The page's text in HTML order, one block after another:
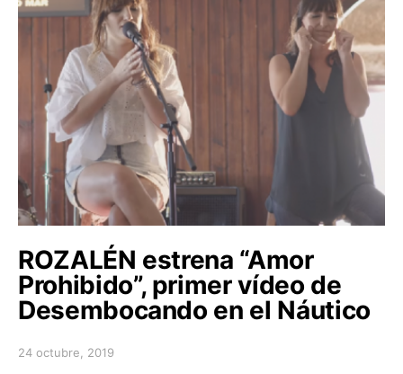
ROZALÉN estrena “Amor
Prohibido”, primer vídeo de
Desembocando en el Náutico
Posted on
24 octubre, 2019